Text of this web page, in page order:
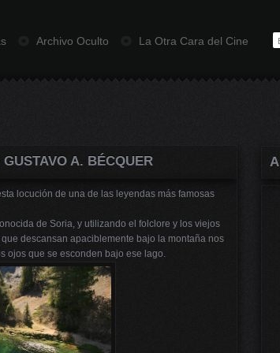
Archivo Oculto La Otra Cara del Cine
A. BÉCQUER
locución de una de las leyendas más famosas
de Soria, y utilizando el folclore y los viejos
descansan apaciblemente bajo la montaña nos
ojos que se esconden bajo ese lago.